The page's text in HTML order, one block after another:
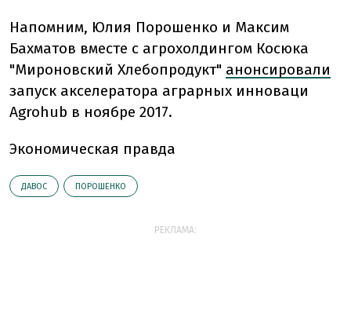
Напомним, Юлия Порошенко и Максим
Бахматов вместе с агрохолдингом Косюка
"Мироновский Хлебопродукт" анонсировали
запуск акселератора аграрных инноваци
Agrohub в ноябре 2017.
Экономическая правда
ДАВОС ПОРОШЕНКО
РЕКЛАМА: